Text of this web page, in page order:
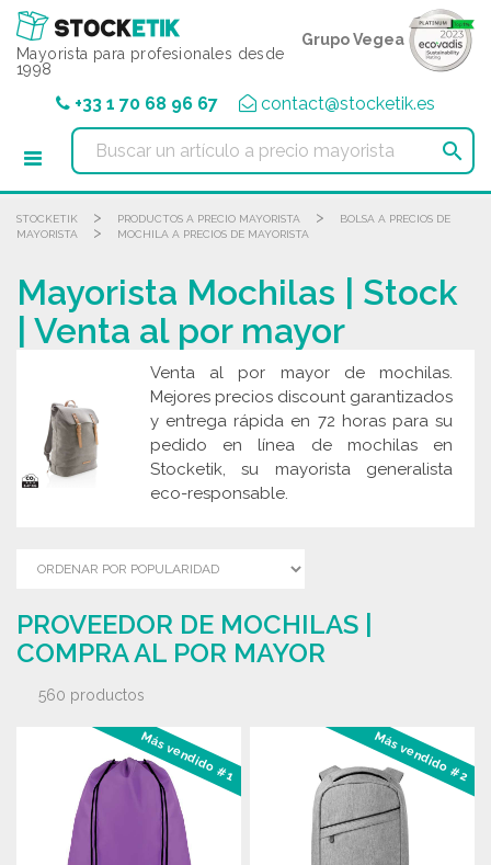
Mayorista para profesionales desde
1998
Grupo Vegea
+33 1 70 68 96 67 contact@stocketik.es

STOCKETIK > PRODUCTOS A PRECIO MAYORISTA >
BOLSA A PRECIOS DE
MAYORISTA
> MOCHILA A PRECIOS DE MAYORISTA
Mayorista Mochilas | Stock
| Venta al por mayor
Venta al por mayor de mochilas.
Mejores precios discount garantizados
y entrega rápida en 72 horas para su
pedido en línea de mochilas en
Stocketik, su mayorista generalista
eco-responsable.
PROVEEDOR DE MOCHILAS |
COMPRA AL POR MAYOR
560 productos
Más vendido #1 Más vendido #2
Panel de gestión de cookies